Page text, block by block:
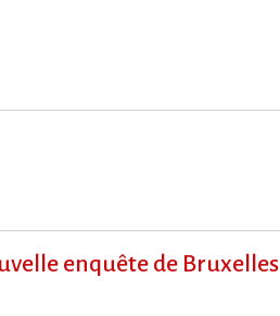
enquête de Bruxelles